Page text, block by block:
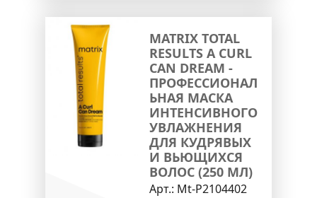
MATRIX TOTAL
RESULTS A CURL
CAN DREAM -
ПРОФЕССИОНАЛ
ЬНАЯ МАСКА
ИНТЕНСИВНОГО
УВЛАЖНЕНИЯ
ДЛЯ КУДРЯВЫХ
И ВЬЮЩИХСЯ
ВОЛОС (250 МЛ)
Арт.: Mt-P2104402